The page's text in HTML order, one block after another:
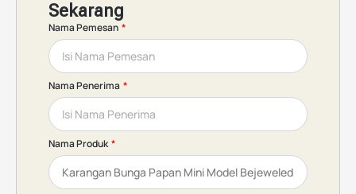
Sekarang
Nama Pemesan
Nama Penerima
Nama Produk